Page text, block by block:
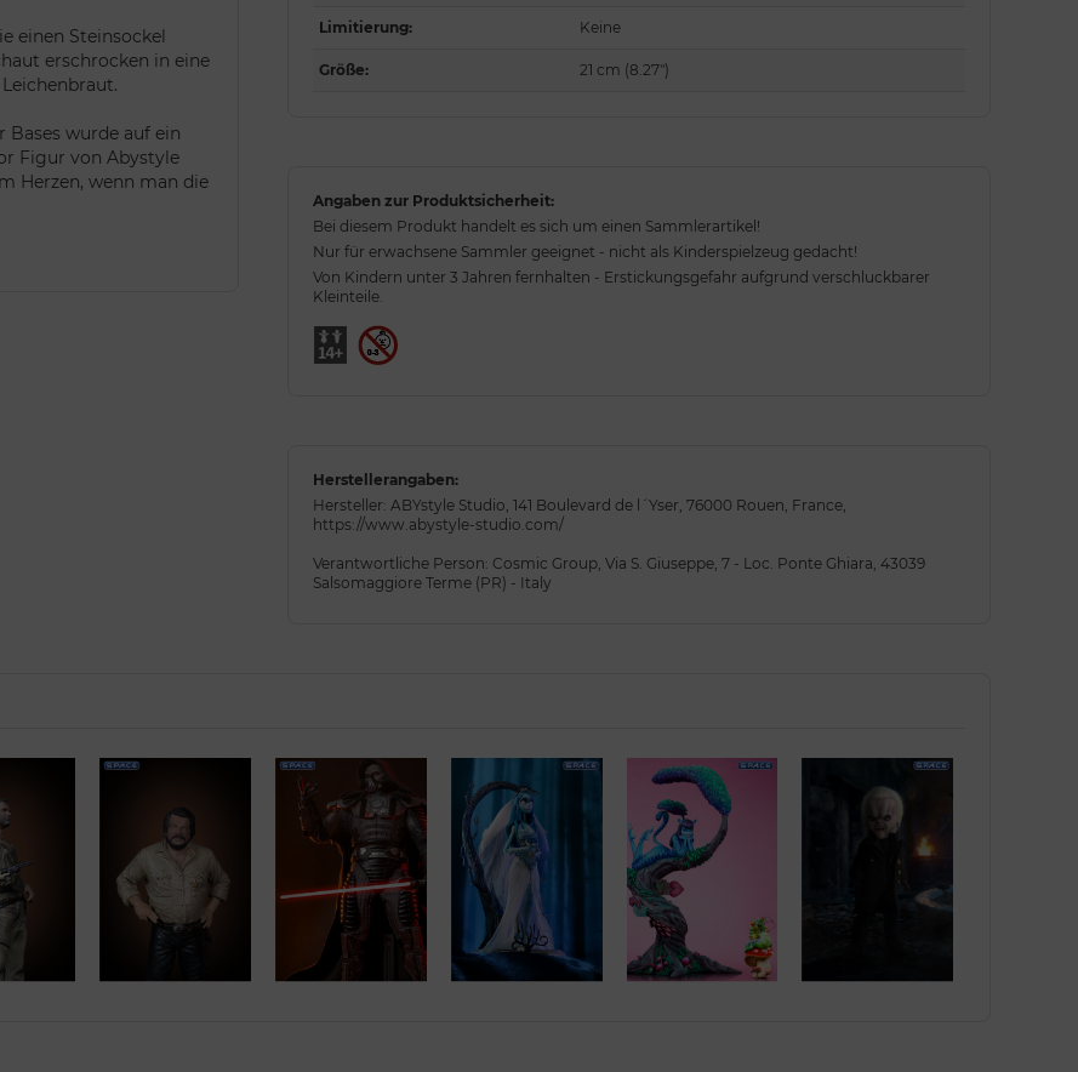
einen Steinsockel
erschrocken in eine
Bases wurde auf ein
Figur von Abystyle
Herzen, wenn man die
Limitierung: Keine
Größe: 21 cm (8.27")
Angaben zur Produktsicherheit:
Bei diesem Produkt handelt es sich um einen Sammlerartikel!
Nur für erwachsene Sammler geeignet - nicht als Kinderspielzeug gedacht!
Von Kindern unter 3 Jahren fernhalten - Erstickungsgefahr aufgrund verschluckbarer
Kleinteile.
Herstellerangaben:
Hersteller: ABYstyle Studio, 141 Boulevard de l´Yser, 76000 Rouen, France,
https://www.abystyle-studio.com/
Verantwortliche Person: Cosmic Group, Via S. Giuseppe, 7 - Loc. Ponte Ghiara, 43039
Salsomaggiore Terme (PR) - Italy